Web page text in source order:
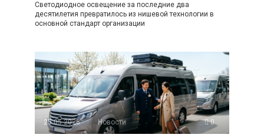
Светодиодное освещение за последние два
десятилетия превратилось из нишевой технологии в
основной стандарт организации
25.05.2026 Новости 0